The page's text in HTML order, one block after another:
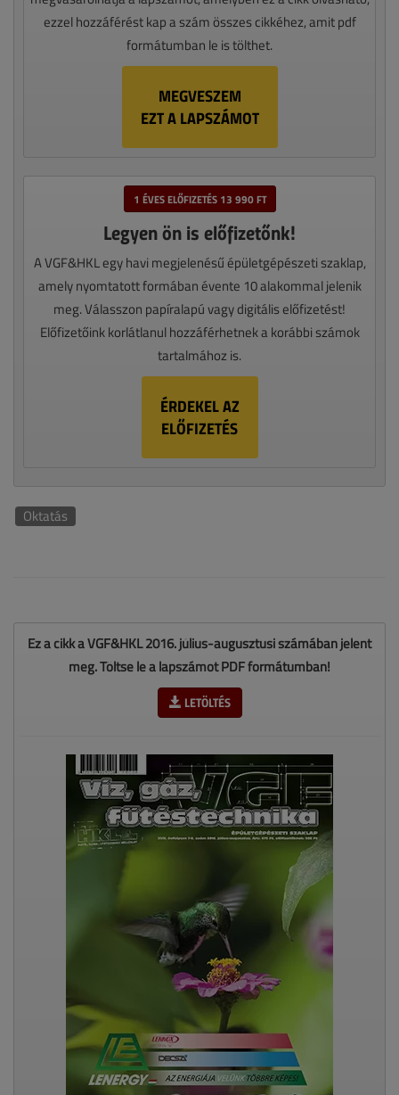
ezzel hozzáférést kap a szám összes cikkéhez, amit pdf
formátumban le is tölthet.
MEGVESZEM
EZT A LAPSZÁMOT
1 ÉVES ELŐFIZETÉS 13 990 FT
Legyen ön is előfizetőnk!
A VGF&HKL egy havi megjelenésű épületgépészeti szaklap,
amely nyomtatott formában évente 10 alakommal jelenik
meg. Válasszon papíralapú vagy digitális előfizetést!
Előfizetőink korlátlanul hozzáférhetnek a korábbi számok
tartalmához is.
ÉRDEKEL AZ
ELŐFIZETÉS
Oktatás
Ez a cikk a VGF&HKL 2016. július-augusztusi számában jelent
meg. Töltse le a lapszámot PDF formátumban!
LETÖLTÉS